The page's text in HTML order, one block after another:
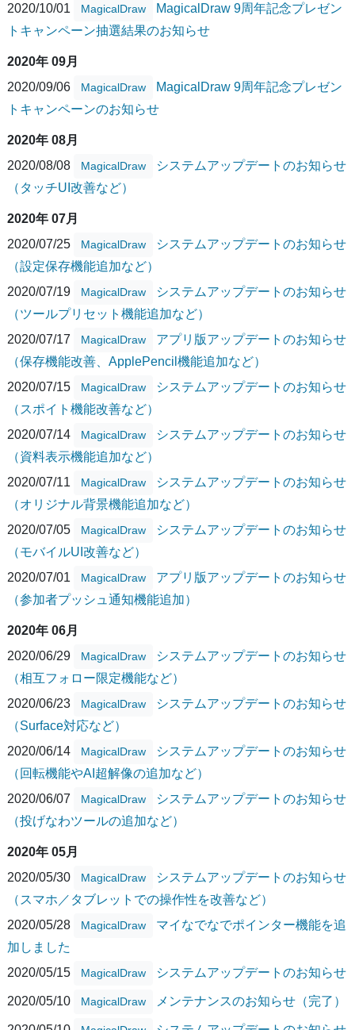
2020/10/01
MagicalDraw
MagicalDraw 9周年記念プレゼン
トキャンペーン抽選結果のお知らせ
2020年 09月
2020/09/06
MagicalDraw
MagicalDraw 9周年記念プレゼン
トキャンペーンのお知らせ
2020年 08月
2020/08/08
MagicalDraw
システムアップデートのお知らせ
（タッチUI改善など）
2020年 07月
2020/07/25
MagicalDraw
システムアップデートのお知らせ
（設定保存機能追加など）
2020/07/19
MagicalDraw
システムアップデートのお知らせ
（ツールプリセット機能追加など）
2020/07/17
MagicalDraw
アプリ版アップデートのお知らせ
（保存機能改善、ApplePencil機能追加など）
2020/07/15
MagicalDraw
システムアップデートのお知らせ
（スポイト機能改善など）
2020/07/14
MagicalDraw
システムアップデートのお知らせ
（資料表示機能追加など）
2020/07/11
MagicalDraw
システムアップデートのお知らせ
（オリジナル背景機能追加など）
2020/07/05
MagicalDraw
システムアップデートのお知らせ
（モバイルUI改善など）
2020/07/01
MagicalDraw
アプリ版アップデートのお知らせ
（参加者プッシュ通知機能追加）
2020年 06月
2020/06/29
MagicalDraw
システムアップデートのお知らせ
（相互フォロー限定機能など）
2020/06/23
MagicalDraw
システムアップデートのお知らせ
（Surface対応など）
2020/06/14
MagicalDraw
システムアップデートのお知らせ
（回転機能やAI超解像の追加など）
2020/06/07
MagicalDraw
システムアップデートのお知らせ
（投げなわツールの追加など）
2020年 05月
2020/05/30
MagicalDraw
システムアップデートのお知らせ
（スマホ／タブレットでの操作性を改善など）
2020/05/28
MagicalDraw
マイなでなでポインター機能を追
加しました
2020/05/15
MagicalDraw システムアップデートのお知らせ
2020/05/10 MagicalDraw メンテナンスのお知らせ（完了）